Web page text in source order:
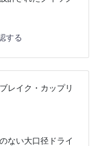
する
レイク・カップリ
ない大口径ドライ